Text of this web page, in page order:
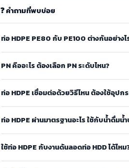
❓ คำถามที่พบบ่อย
ท่อ HDPE PE80 กับ PE100 ต่างกันอย่าง
PN คืออะไร ต้องเลือก PN ระดับไหน?
ท่อ HDPE เชื่อมต่อด้วยวิธีไหน ต้องใช้อุป
ท่อ HDPE ผ่านมาตรฐานอะไร ใช้กับน้ำดื่มน้ำ
ใช้ท่อ HDPE กับงานดันลอดท่อ HDD ได้ไหม